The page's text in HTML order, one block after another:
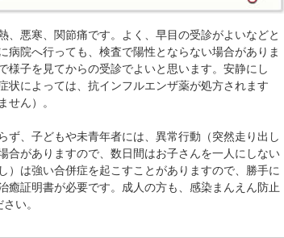
、悪寒、関節痛です。よく、早目の受診がよいなどと
病院へ行っても、検査で陽性とならない場合がありま
様子を見てからの受診でよいと思います。安静にし
状によっては、抗インフルエンザ薬が処方されます
せん）。
ず、子どもや未青年者には、異常行動（突然走り出し
合がありますので、数日間はお子さんを一人にしない
）は強い合併症を起こすことがありますので、勝手に
癒証明書が必要です。成人の方も、感染まんえん防止
い。